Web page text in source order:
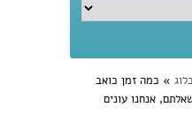
» כמה זמן כואב
אנחנו עונים